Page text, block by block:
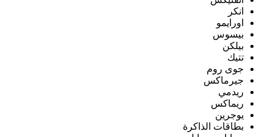
انكر
اورايمو
بيسوس
بيلكن
تتيك
جوى روم
جيرماكس
ريدمي
ريماكس
يوجرين
بطاقات الذاكرة